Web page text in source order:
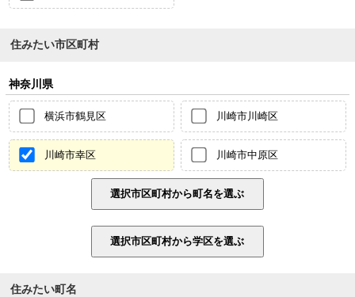
住みたい市区町村
神奈川県
横浜市鶴見区 川崎市川崎区
川崎市幸区 川崎市中原区
住みたい町名